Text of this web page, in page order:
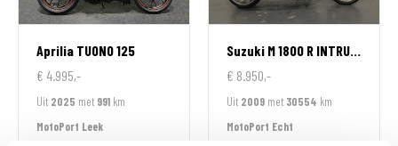
Aprilia TUONO 125
€ 4.995,-
Uit 2025 met 991 km
MotoPort Leek
Suzuki M 1800 R INTRUDER
€ 8.950,-
Uit 2009 met 30554 km
MotoPort Echt